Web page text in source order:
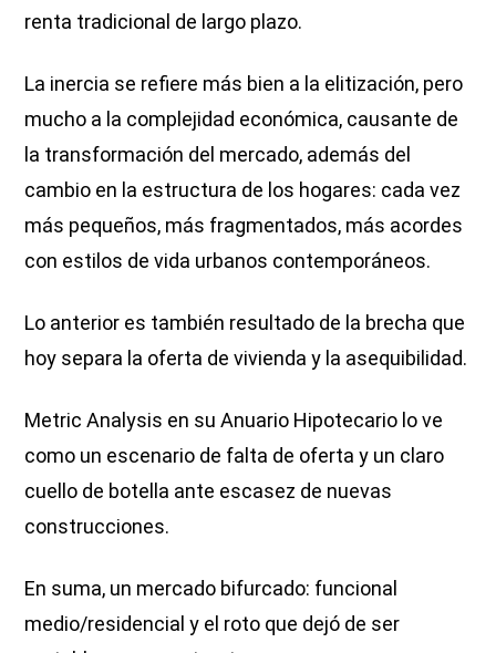
renta tradicional de largo plazo.
La inercia se refiere más bien a la elitización, pero
mucho a la complejidad económica, causante de
la transformación del mercado, además del
cambio en la estructura de los hogares: cada vez
más pequeños, más fragmentados, más acordes
con estilos de vida urbanos contemporáneos.
Lo anterior es también resultado de la brecha que
hoy separa la oferta de vivienda y la asequibilidad.
Metric Analysis en su Anuario Hipotecario lo ve
como un escenario de falta de oferta y un claro
cuello de botella ante escasez de nuevas
construcciones.
En suma, un mercado bifurcado: funcional
medio/residencial y el roto que dejó de ser